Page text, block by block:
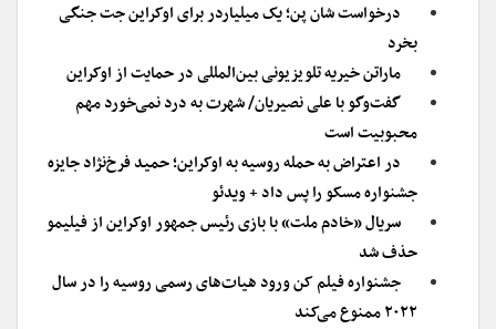
درخواست شان پن؛ یک میلیاردر برای اوکراین جت جنگی
بخرد
ماراتن خیریه تلویزیونی بین‌المللی در حمایت از اوکراین
گفت‌وگو با علی نصیریان/ شهرت به درد نمی‌خورد مهم
محبوبیت است
در اعتراض به حمله روسیه به اوکراین؛ حمید فرخ‌نژاد جایزه
جشنواره مسکو را پس داد + ویدئو
سریال «خادم ملت» با بازی رئیس جمهور اوکراین از فیلیمو
حذف شد
جشنواره فیلم کن ورود هیات‌های رسمی روسیه را در سال
۲۰۲۲ ممنوع می‌کند